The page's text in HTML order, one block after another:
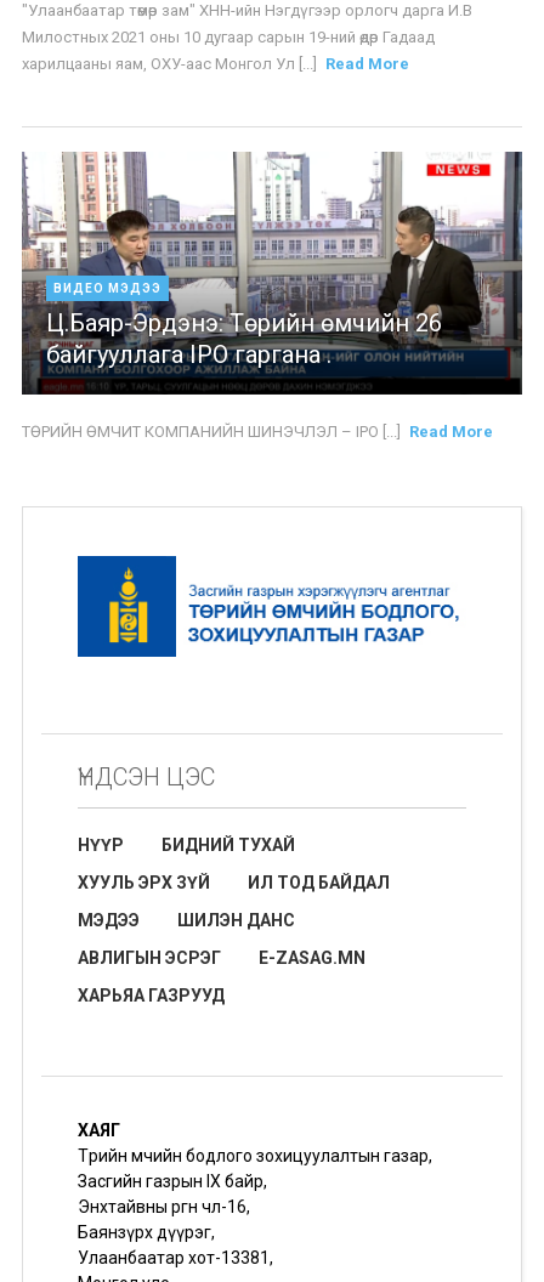
"Улаанбаатар төмөр зам" ХНН-ийн Нэгдүгээр орлогч дарга И.В
Милостных 2021 оны 10 дугаар сарын 19-ний өдөр Гадаад
харилцааны яам, ОХУ-аас Монгол Ул [...]
Read More
ВИДЕО МЭДЭЭ
Ц.Баяр-Эрдэнэ: Төрийн өмчийн 26
байгууллага IPO гаргана .
ТӨРИЙН ӨМЧИТ КОМПАНИЙН ШИНЭЧЛЭЛ – IPO [...] Read More
ҮНДСЭН ЦЭС
НҮҮР
БИДНИЙ ТУХАЙ
ХУУЛЬ ЭРХ ЗҮЙ
ИЛ ТОД БАЙДАЛ
МЭДЭЭ
ШИЛЭН ДАНС
АВЛИГЫН ЭСРЭГ
E-ZASAG.MN
ХАРЬЯА ГАЗРУУД
ХАЯГ
Төрийн өмчийн бодлого зохицуулалтын газар,
Засгийн газрын IX байр,
Энхтайвны өргөн чөлөө-16,
Баянзүрх дүүрэг,
Улаанбаатар хот-13381,